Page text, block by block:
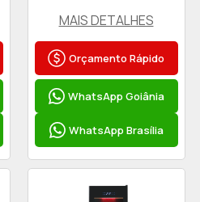
MAIS DETALHES
Orçamento Rápido
WhatsApp Goiânia
WhatsApp Brasília